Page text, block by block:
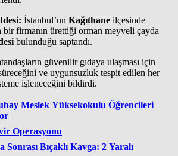
İstanbul’un Kağıthane ilçesinde
bir firmanın ürettiği orman meyveli çayda
bulunduğu saptandı.
güvenilir gıdaya ulaşması için
ve uygunsuzluk tespit edilen her
işleneceğini bildirdi.
Meslek Yüksekokulu Öğrencileri
Operasyonu
Sonrası Bıçaklı Kavga: 2 Yaralı